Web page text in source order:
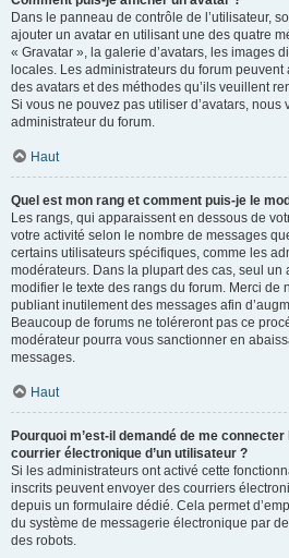
Dans le panneau de contrôle de l’utilisateur,
ajouter un avatar en utilisant une des quatre
« Gravatar », la galerie d’avatars, les images
locales. Les administrateurs du forum
des avatars et des méthodes qu’ils veuillent
Si vous ne pouvez pas utiliser d’avatars, nous
administrateur du forum.
Haut
Quel est mon rang et comment puis-je le
Les rangs, qui apparaissent en dessous de
votre activité selon le nombre de messages
certains utilisateurs spécifiques, comme les
modérateurs. Dans la plupart des cas, seul un
modifier le texte des rangs du forum. Merci de
publiant inutilement des messages afin
Beaucoup de forums ne toléreront pas ce
modérateur pourra vous sanctionner en
messages.
Haut
Pourquoi m’est-il demandé de me
courrier électronique d’un utilisateur ?
Si les administrateurs ont activé cette
inscrits peuvent envoyer des courriers
depuis un formulaire dédié. Cela permet
du système de messagerie électronique par
des robots.